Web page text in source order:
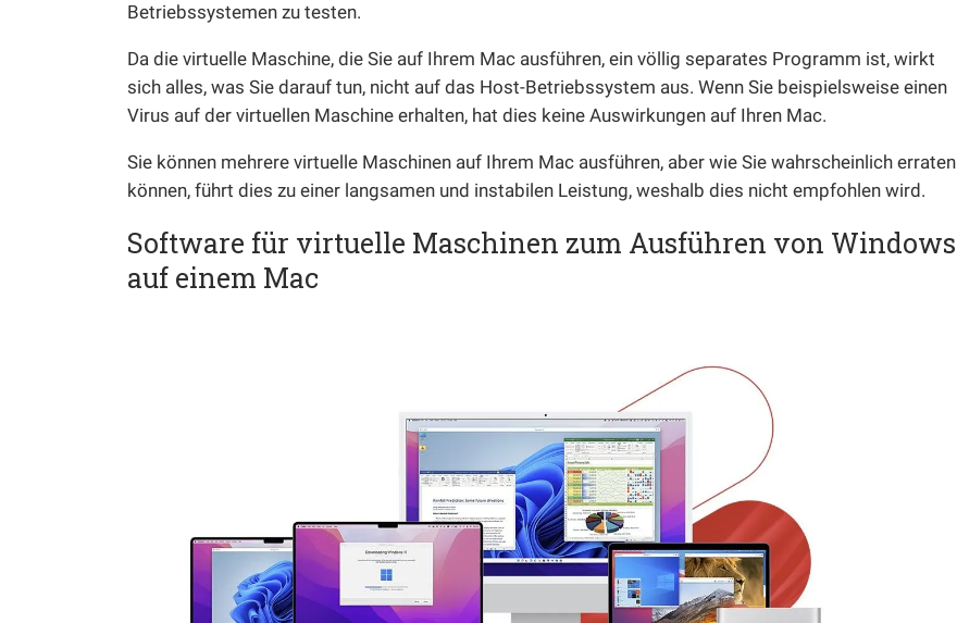
Betriebssystemen zu testen.
Da die virtuelle Maschine, die Sie auf Ihrem Mac ausführen, ein völlig separates Programm ist, wirkt
sich alles, was Sie darauf tun, nicht auf das Host-Betriebssystem aus. Wenn Sie beispielsweise einen
Virus auf der virtuellen Maschine erhalten, hat dies keine Auswirkungen auf Ihren Mac.
Sie können mehrere virtuelle Maschinen auf Ihrem Mac ausführen, aber wie Sie wahrscheinlich erraten
können, führt dies zu einer langsamen und instabilen Leistung, weshalb dies nicht empfohlen wird.
Software für virtuelle Maschinen zum Ausführen von Windows
auf einem Mac